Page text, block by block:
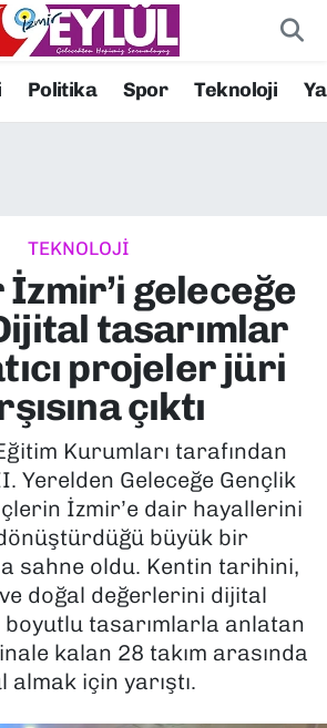
Politika Spor Teknoloji
TEKNOLOJİ
geleceğe
tasarımlar
projeler jüri
çıktı
Kurumları tarafından
Yerelden Geleceğe Gençlik
İzmir’e dair hayallerini
büyük bir
sahne oldu. Kentin tarihini,
doğal değerlerini dijital
tasarımlarla anlatan
kalan 28 takım arasında
almak için yarıştı.
Eczaneler
Durumu ve Fikstür